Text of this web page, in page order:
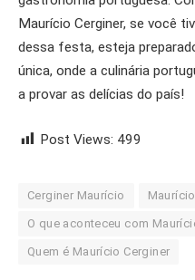
Maurício Cerginer, se você
dessa festa, esteja
única, onde a culinária
a provar as delícias do país!
Post Views: 499
Cerginer Maurício
O que aconteceu com
Quem é Maurício Cerginer